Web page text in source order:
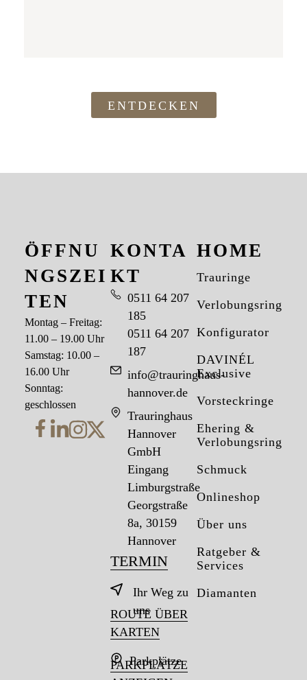
ENTDECKEN
HOME
Trauringe
Verlobungsringe
Konfigurator
DAVINÉL
Exclusive
Vorsteckringe
Ehering &
Verlobungsring
Schmuck
Onlineshop
Über uns
Ratgeber &
Services
Diamanten
KONTA
KT
0511 64 207
185
0511 64 207
187
info@trauringhaus-
hannover.de
Trauringhaus
Hannover
GmbH
Eingang
Limburgstraße
Georgstraße
8a, 30159
Hannover
TERMIN
Ihr Weg zu
uns
ROUTE ÜBER
KARTEN
Parkplätze
PARKPLÄTZE
ÖFFNU
NGSZEI
TEN
Montag – Freitag:
11.00 – 19.00 Uhr
Samstag: 10.00 –
16.00 Uhr
Sonntag:
geschlossen